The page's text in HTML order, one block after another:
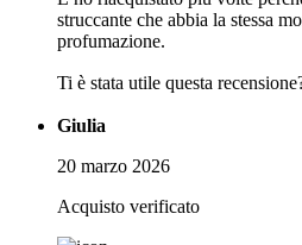
struccante che abbia la stessa
profumazione.
Ti è stata utile questa
Giulia
20 marzo 2026
Acquisto verificato